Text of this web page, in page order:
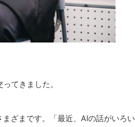
てきました。
ざまです。「最近、AIの話がいろい